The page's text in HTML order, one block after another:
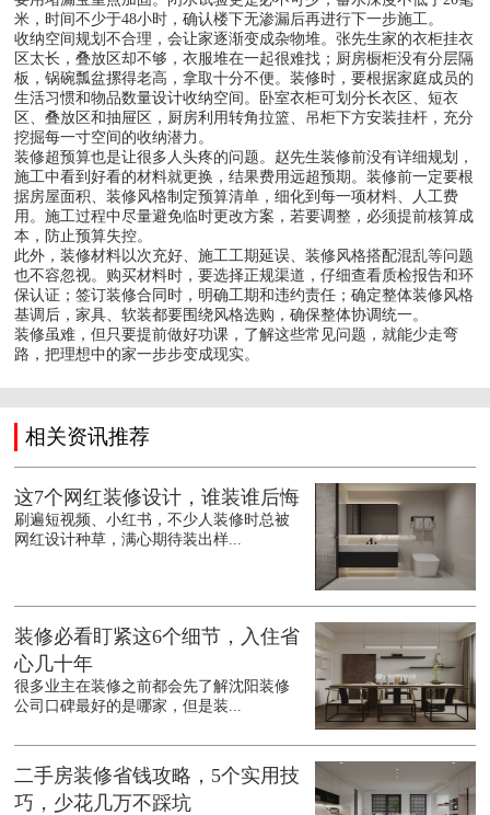
米，时间不少于48小时，确认楼下无渗漏后再进行下一步施工。
收纳空间规划不合理，会让家逐渐变成杂物堆。张先生家的衣柜挂衣
区太长，叠放区却不够，衣服堆在一起很难找；厨房橱柜没有分层隔
板，锅碗瓢盆摞得老高，拿取十分不便。装修时，要根据家庭成员的
生活习惯和物品数量设计收纳空间。卧室衣柜可划分长衣区、短衣
区、叠放区和抽屉区，厨房利用转角拉篮、吊柜下方安装挂杆，充分
挖掘每一寸空间的收纳潜力。
装修超预算也是让很多人头疼的问题。赵先生装修前没有详细规划，
施工中看到好看的材料就更换，结果费用远超预期。装修前一定要根
据房屋面积、装修风格制定预算清单，细化到每一项材料、人工费
用。施工过程中尽量避免临时更改方案，若要调整，必须提前核算成
本，防止预算失控。
此外，装修材料以次充好、施工工期延误、装修风格搭配混乱等问题
也不容忽视。购买材料时，要选择正规渠道，仔细查看质检报告和环
保认证；签订装修合同时，明确工期和违约责任；确定整体装修风格
基调后，家具、软装都要围绕风格选购，确保整体协调统一。
装修虽难，但只要提前做好功课，了解这些常见问题，就能少走弯
路，把理想中的家一步步变成现实。
相关资讯推荐
这7个网红装修设计，谁装谁后悔
刷遍短视频、小红书，不少人装修时总被
网红设计种草，满心期待装出样...
装修必看盯紧这6个细节，入住省
心几十年
很多业主在装修之前都会先了解沈阳装修
公司口碑最好的是哪家，但是装...
二手房装修省钱攻略，5个实用技
巧，少花几万不踩坑